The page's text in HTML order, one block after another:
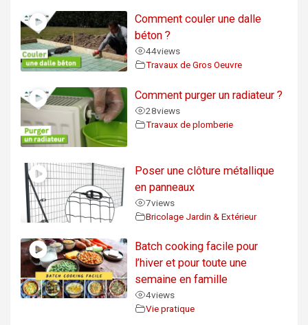
Comment couler une dalle
béton ?
44views
Travaux de Gros Oeuvre
Comment purger un radiateur ?
28views
Travaux de plomberie
Poser une clôture métallique
en panneaux
7views
Bricolage Jardin & Extérieur
Batch cooking facile pour
l’hiver et pour toute une
semaine en famille
4views
Vie pratique